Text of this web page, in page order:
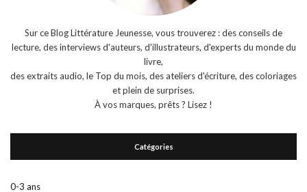
Sur ce Blog Littérature Jeunesse, vous trouverez : des conseils de
lecture, des interviews d'auteurs, d'illustrateurs, d'experts du monde du
livre,
des extraits audio, le Top du mois, des ateliers d'écriture, des coloriages
et plein de surprises.
À vos marques, prêts ? Lisez !
Catégories
0-3 ans